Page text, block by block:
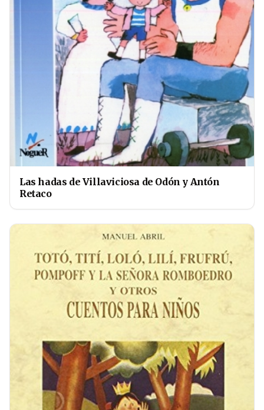
Las hadas de Villaviciosa de Odón y Antón
Retaco